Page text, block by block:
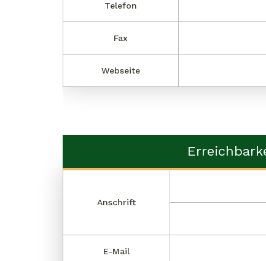
Telefon
Fax
Webseite
Anschrift
E-Mail